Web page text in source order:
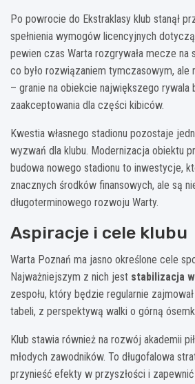
Po powrocie do Ekstraklasy klub stanął
spełnienia wymogów licencyjnych
pewien czas Warta rozgrywała mecze na
co było rozwiązaniem tymczasowym, ale
– granie na obiekcie największego rywala
zaakceptowania dla części kibiców.
Kwestia własnego stadionu pozostaje
wyzwań dla klubu. Modernizacja obiektu
budowa nowego stadionu to inwestycje,
znacznych środków finansowych, ale są
długoterminowego rozwoju Warty.
Aspiracje i cele klubu
Warta Poznań ma jasno określone cele
Najważniejszym z nich jest stabilizacja
zespołu, który będzie regularnie
tabeli, z perspektywą walki o górną
Klub stawia również na rozwój akademii
młodych zawodników. To długofalowa
przynieść efekty w przyszłości i zapewnić